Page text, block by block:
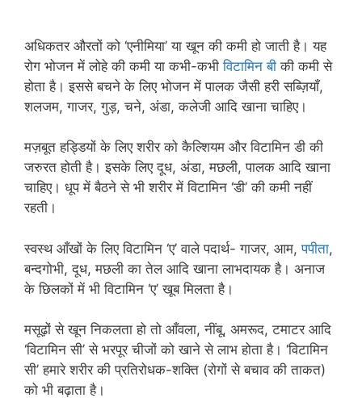
अधिकतर औरतों को ‘एनीमिया’ या खून की कमी हो जाती है। यह
रोग भोजन में लोहे की कमी या कभी-कभीविटामिन बी की कमी से
होता है। इससे बचने के लिए भोजन में पालक जैसी हरी सब्ज़ियाँ,
शलजम, गाजर, गुड़, चने, अंडा, कलेजी आदि खाना चाहिए।
मज़बूत हड्डियों के लिए शरीर को कैल्शियम और विटामिन डी की
जरुरत होती है। इसके लिए दूध, अंडा, मछली, पालक आदि खाना
चाहिए। धूप में बैठने से भी शरीर में विटामिन ‘डी’ की कमी नहीं
रहती।
स्वस्थ आँखों के लिए विटामिन ‘ए’ वाले पदार्थ- गाजर, आम,पपीता,
बन्दगोभी, दूध, मछली का तेल आदि खाना लाभदायक है। अनाज
के छिलकों में भी विटामिन ‘ए’ खूब मिलता है।
मसूढ़ों से खून निकलता हो तो आँवला, नींबू, अमरूद, टमाटर आदि
‘विटामिन सी’ से भरपूर चीजों को खाने से लाभ होता है। ‘विटामिन
सी’ हमारे शरीर की प्रतिरोधक-शक्ति (रोगों से बचाव की ताकत)
को भी बढ़ाता है।